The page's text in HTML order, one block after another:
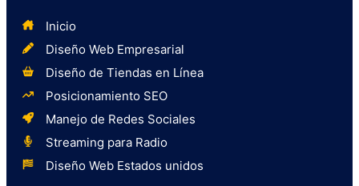
Inicio
Diseño Web Empresarial
Diseño de Tiendas en Línea
Posicionamiento SEO
Manejo de Redes Sociales
Streaming para Radio
Diseño Web Estados unidos